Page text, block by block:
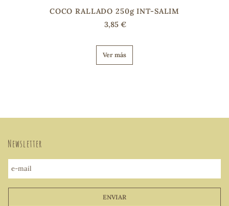
COCO RALLADO 250g INT-SALIM
3,85 €
Ver más
Newsletter
e-mail
ENVIAR